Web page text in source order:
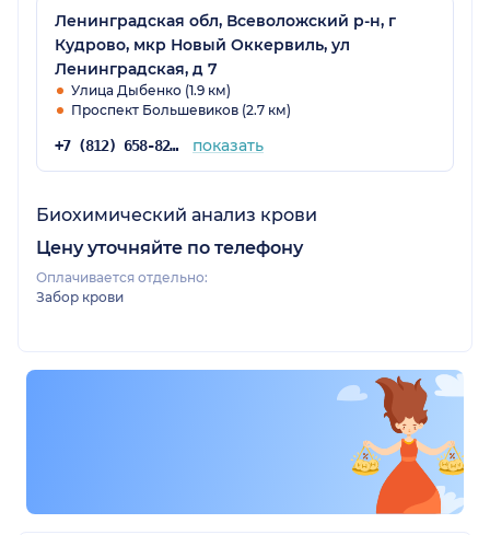
Ленинградская обл, Всеволожский р-н, г
Кудрово, мкр Новый Оккервиль, ул
Ленинградская, д 7
Улица Дыбенко (1.9 км)
Проспект Большевиков (2.7 км)
+7 (812) 658-82-12 показать
Биохимический анализ крови
Цену уточняйте по телефону
Оплачивается отдельно:
Забор крови